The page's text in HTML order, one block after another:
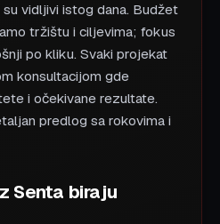
vidljivi istog dana. Budžet
tržištu i ciljevima; fokus
po kliku. Svaki projekat
konsultacijom gde
i očekivane rezultate.
predlog sa rokovima i
Senta biraju